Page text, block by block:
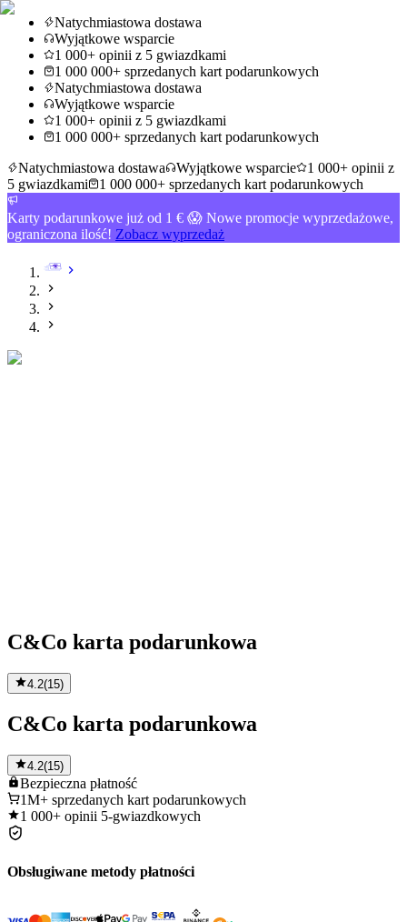
Natychmiastowa dostawa
Wyjątkowe wsparcie
1 000+ opinii z 5 gwiazdkami
1 000 000+ sprzedanych kart podarunkowych
Natychmiastowa dostawa
Wyjątkowe wsparcie
1 000+ opinii z 5 gwiazdkami
1 000 000+ sprzedanych kart podarunkowych
Natychmiastowa dostawa
Wyjątkowe wsparcie
1 000+ opinii z
5 gwiazdkami
1 000 000+ sprzedanych kart podarunkowych
Karty podarunkowe już od 1 € 😱 Nowe promocje wyprzedażowe,
ograniczona ilość! Zobacz wyprzedaż
C&Co karta podarunkowa
4.2(15)
C&Co karta podarunkowa
4.2(15)
Bezpieczna płatność
1M+ sprzedanych kart podarunkowych
1 000+ opinii 5-gwiazdkowych
Obsługiwane metody płatności